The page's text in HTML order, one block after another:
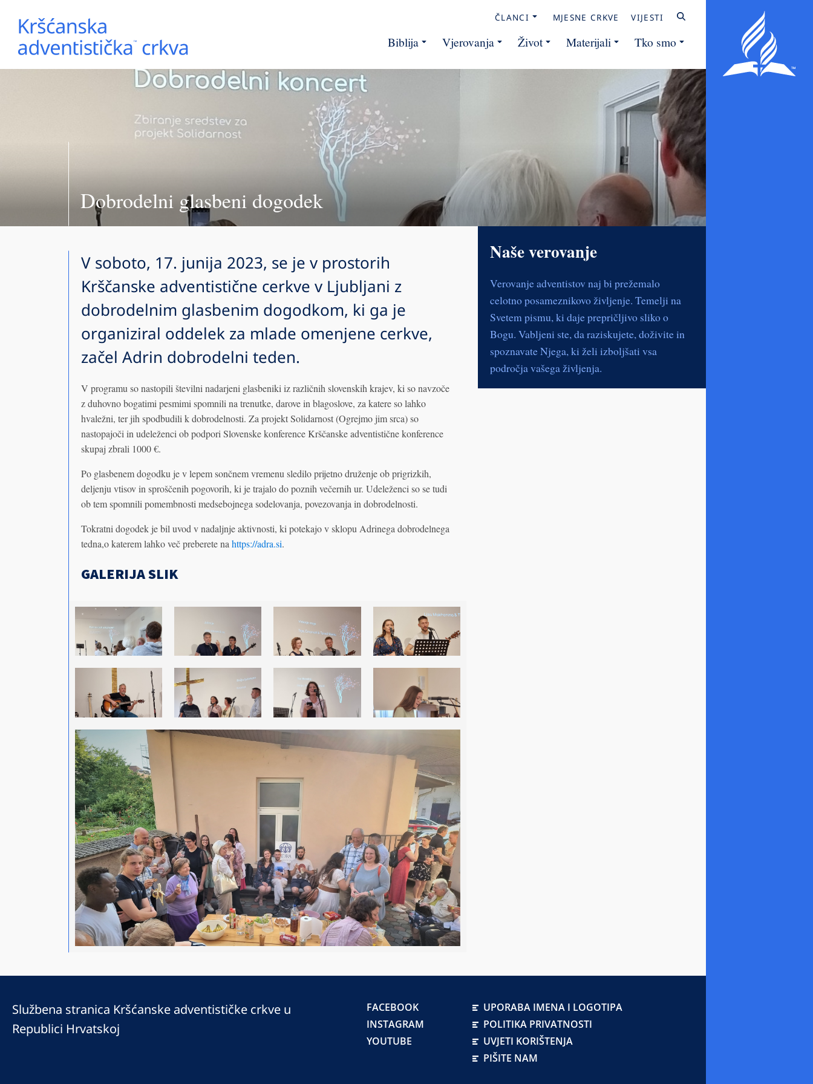
ČLANCI MJESNE CRKVE VIJESTI
Biblija Vjerovanja Život Materijali Tko smo
Dobrodelni glasbeni dogodek
V soboto, 17. junija 2023, se je v prostorih
Krščanske adventistične cerkve v Ljubljani z
dobrodelnim glasbenim dogodkom, ki ga je
organiziral oddelek za mlade omenjene cerkve,
začel Adrin dobrodelni teden.
V programu so nastopili številni nadarjeni glasbeniki iz različnih slovenskih krajev, ki so navzoče
z duhovno bogatimi pesmimi spomnili na trenutke, darove in blagoslove, za katere so lahko
hvaležni, ter jih spodbudili k dobrodelnosti. Za projekt Solidarnost (Ogrejmo jim srca) so
nastopajoči in udeleženci ob podpori Slovenske konference Krščanske adventistične konference
skupaj zbrali 1000 €.
Po glasbenem dogodku je v lepem sončnem vremenu sledilo prijetno druženje ob prigrizkih,
deljenju vtisov in sproščenih pogovorih, ki je trajalo do poznih večernih ur. Udeleženci so se tudi
ob tem spomnili pomembnosti medsebojnega sodelovanja, povezovanja in dobrodelnosti.
Tokratni dogodek je bil uvod v nadaljnje aktivnosti, ki potekajo v sklopu Adrinega dobrodelnega
tedna,o katerem lahko več preberete na https://adra.si.
GALERIJA SLIK
Naše verovanje
Verovanje adventistov naj bi prežemalo
celotno posameznikovo življenje. Temelji na
Svetem pismu, ki daje prepričljivo sliko o
Bogu. Vabljeni ste, da raziskujete, doživite in
spoznavate Njega, ki želi izboljšati vsa
področja vašega življenja.
Službena stranica Kršćanske adventističke crkve u
Republici Hrvatskoj
FACEBOOK
INSTAGRAM
YOUTUBE
UPORABA IMENA I LOGOTIPA
POLITIKA PRIVATNOSTI
UVJETI KORIŠTENJA
PIŠITE NAM